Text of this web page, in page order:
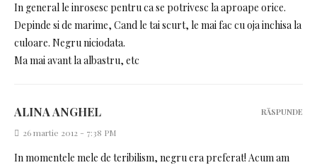
In general le inrosesc pentru ca se potrivesc la aproape orice.
Depinde si de marime, Cand le tai scurt, le mai fac cu oja inchisa la
culoare. Negru niciodata.
Ma mai avant la albastru, etc
ALINA ANGHEL
26 martie 2012 - 7:38 PM
In momentele mele de teribilism, negru era preferat! Acum am
RĂSPUNDE